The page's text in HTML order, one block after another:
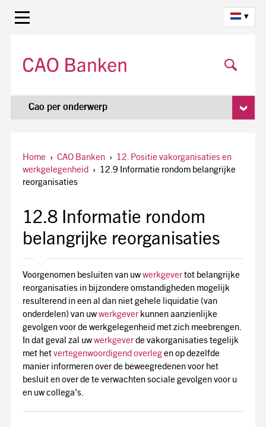
▾
Cao per onderwerp
Home › CAO Banken › 12. Positie vakorganisaties en
werkgelegenheid › 12.9 Informatie rondom belangrijke
reorganisaties
12.8 Informatie rondom
belangrijke reorganisaties
Voorgenomen besluiten van uw werkgevertot belangrijke
reorganisaties in bijzondere omstandigheden mogelijk
resulterend in een al dan niet gehele liquidatie (van
onderdelen) van uw werkgeverkunnen aanzienlijke
gevolgen voor de werkgelegenheid met zich meebrengen.
In dat geval zal uw werkgeverde vakorganisaties tegelijk
met het vertegenwoordigend overlegen op dezelfde
manier informeren over de beweegredenen voor het
besluit en over de te verwachten sociale gevolgen voor u
en uw collega’s.